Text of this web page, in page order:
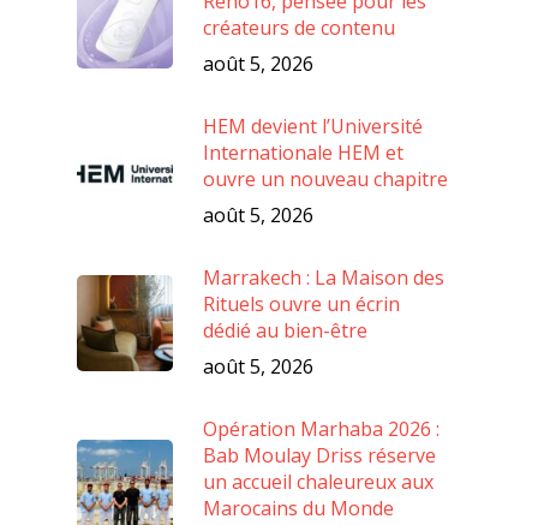
créateurs de contenu
août 5, 2026
HEM devient l’Université
Internationale HEM et
ouvre un nouveau chapitre
août 5, 2026
Marrakech : La Maison des
Rituels ouvre un écrin
dédié au bien-être
août 5, 2026
Opération Marhaba 2026 :
Bab Moulay Driss réserve
un accueil chaleureux aux
Marocains du Monde